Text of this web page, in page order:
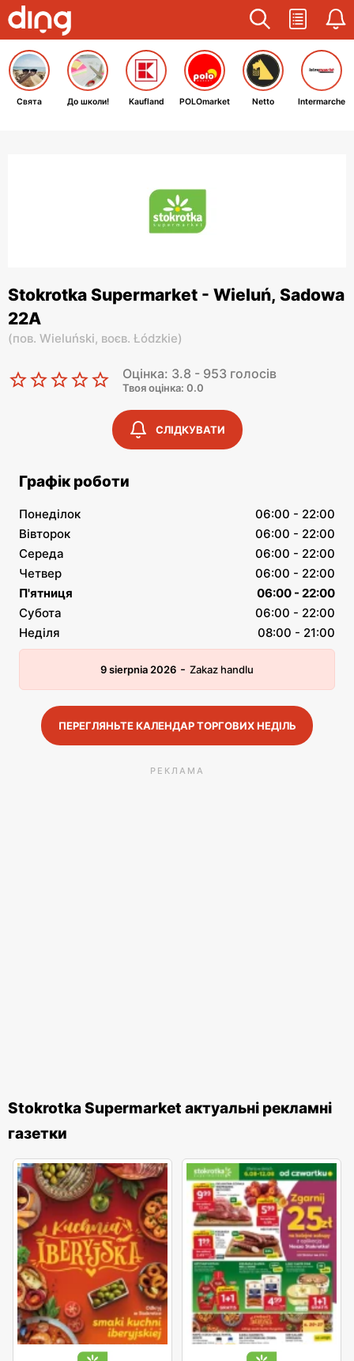
Свята До школи! Kaufland POLOmarket Netto Intermarche
Stokrotka Supermarket - Wieluń, Sadowa
22A
(пов. Wieluński, воєв. Łódzkie)
Оцінка: 3.8 - 953 голосів
Твоя оцінка: 0.0
СЛІДКУВАТИ
Графік роботи
Понеділок
06:00 - 22:00
Вівторок
06:00 - 22:00
Середа
06:00 - 22:00
Четвер
06:00 - 22:00
П'ятниця
06:00 - 22:00
Субота
06:00 - 22:00
Неділя
08:00 - 21:00
9 sierpnia 2026 - Zakaz handlu
ПЕРЕГЛЯНЬТЕ КАЛЕНДАР ТОРГОВИХ НЕДІЛЬ
РЕКЛАМА
Stokrotka Supermarket актуальні рекламні
газетки